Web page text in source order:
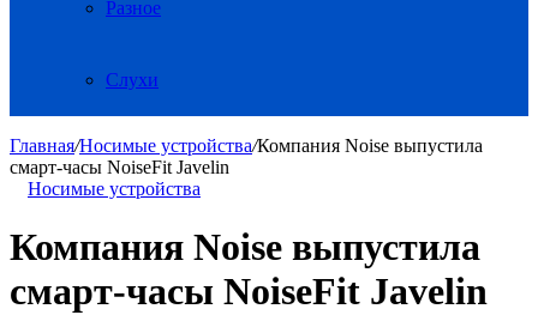
Разное
Слухи
Главная/Носимые устройства/Компания Noise выпустила
смарт-часы NoiseFit Javelin
Носимые устройства
Компания Noise выпустила
смарт-часы NoiseFit Javelin